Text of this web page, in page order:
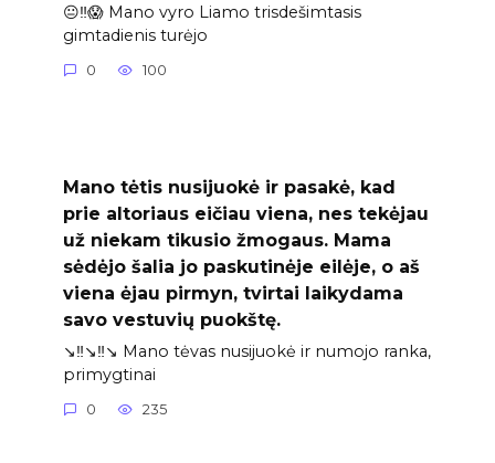
😐‼️😱 Mano vyro Liamo trisdešimtasis
gimtadienis turėjo
0 100
Mano tėtis nusijuokė ir pasakė, kad
prie altoriaus eičiau viena, nes tekėjau
už niekam tikusio žmogaus. Mama
sėdėjo šalia jo paskutinėje eilėje, o aš
viena ėjau pirmyn, tvirtai laikydama
savo vestuvių puokštę.
↘️‼️↘️‼️↘️ Mano tėvas nusijuokė ir numojo ranka,
primygtinai
0 235